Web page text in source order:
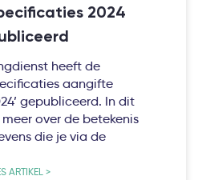
2024
heeft de
aangifte
gepubliceerd. In dit
over de betekenis
die je via de
ARTIKEL >